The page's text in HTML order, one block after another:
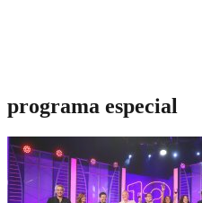
programa especial